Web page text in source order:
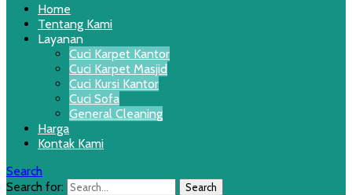
Home
Tentang Kami
Layanan
Cuci Karpet Kantor
Cuci Karpet Masjid
Cuci Kursi Kantor
Cuci Sofa
General Cleaning
Harga
Kontak Kami
Search
Search for: